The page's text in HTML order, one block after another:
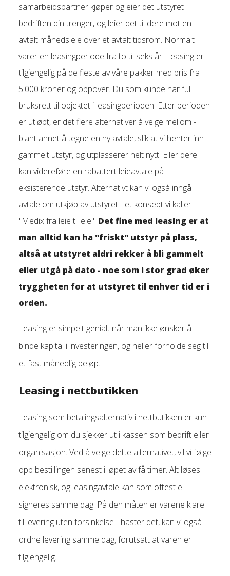
samarbeidspartner kjøper og eier det utstyret
bedriften din trenger, og leier det til dere mot en
avtalt månedsleie over et avtalt tidsrom. Normalt
varer en leasingperiode fra to til seks år. Leasing er
tilgjengelig på de fleste av våre pakker med pris fra
5.000 kroner og oppover. Du som kunde har full
bruksrett til objektet i leasingperioden. Etter perioden
er utløpt, er det flere alternativer å velge mellom -
blant annet å tegne en ny avtale, slik at vi henter inn
gammelt utstyr, og utplasserer helt nytt. Eller dere
kan videreføre en rabattert leieavtale på
eksisterende utstyr. Alternativt kan vi også inngå
avtale om utkjøp av utstyret - et konsept vi kaller
"Medix fra leie til eie". Det fine med leasing er at
man alltid kan ha "friskt" utstyr på plass,
altså at utstyret aldri rekker å bli gammelt
eller utgå på dato - noe som i stor grad øker
tryggheten for at utstyret til enhver tid er i
orden.
Leasing er simpelt genialt når man ikke ønsker å
binde kapital i investeringen, og heller forholde seg til
et fast månedlig beløp.
Leasing i nettbutikken
Leasing som betalingsalternativ i nettbutikken er kun
tilgjengelig om du sjekker ut i kassen som bedrift eller
organisasjon. Ved å velge dette alternativet, vil vi følge
opp bestillingen senest i løpet av få timer. Alt løses
elektronisk, og leasingavtale kan som oftest e-
signeres samme dag. På den måten er varene klare
til levering uten forsinkelse - haster det, kan vi også
ordne levering samme dag, forutsatt at varen er
tilgjengelig.